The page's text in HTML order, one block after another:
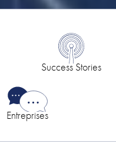
Success Stories
Entreprises